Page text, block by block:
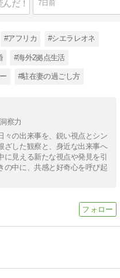
7日前
#アフリカ #シエラレオネ
#海外2拠点生活
#駐在妻の過ごし方
察力
々の出来事を、鋭い視点とシン
ざした観察と、身近な出来事へ
見える新たな視点や発見を引
の中に、共感と好奇心を呼び起